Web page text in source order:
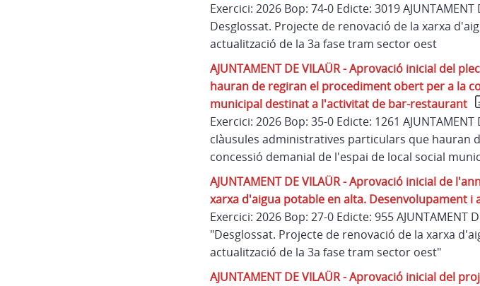
Exercici: 2026 Bop: 74-0 Edicte: 3019
Desglossat. Projecte de renovació de la xarxa
actualització de la 3a fase tram sector oest
AJUNTAMENT DE VILAÜR - Aprovació inicial del
hauran de regiran el procediment obert per a la
municipal destinat a l'activitat de bar-restaurant
Exercici: 2026 Bop: 35-0 Edicte: 1261
clàusules administratives particulars que hauran
concessió demanial de l'espai de local social
AJUNTAMENT DE VILAÜR - Aprovació inicial de
xarxa d'aigua potable en alta. Desenvolupament
Exercici: 2026 Bop: 27-0 Edicte: 955 AJUNTAMENT
"Desglossat. Projecte de renovació de la xarxa
actualització de la 3a fase tram sector oest"
AJUNTAMENT DE VILAÜR - Aprovació inicial del